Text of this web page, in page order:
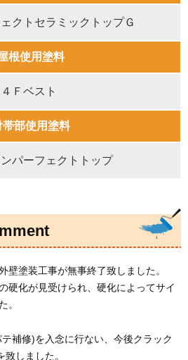
クトセラミックトップＧ
根使用塗料
Ｆベスト
帯部使用塗料
パーフェクトトップ
壁塗装工事が無事終了致しました。
硬化が見受けられ、硬化によってサイ
。
補修)を入念に行ない、今後クラック
しました。